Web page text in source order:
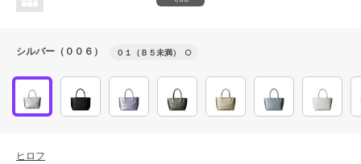
シルバー（００６） ０１（Ｂ５未満） ○
ヒロフ